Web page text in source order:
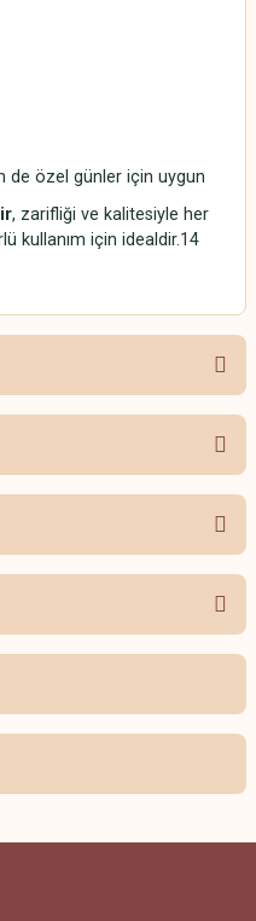
de özel günler için uygun
, zarifliği ve kalitesiyle her
kullanım için idealdir.14
siz yapın!
sorulmamış.
ve diğer konularda
kullanarak tarafımıza